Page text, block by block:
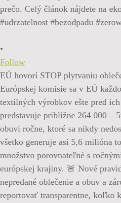
•
Follow
EÚ hovorí STOP plytvaniu
Európskej komisie sa v EÚ
textilných výrobkov ešte pred
predstavuje približne 264 000 –
obuvi ročne, ktoré sa nikdy
všetko generuje asi 5,6 milióna
množstvo porovnateľné s
európskej krajiny. 🚨 Nové
nepredané oblečenie a obuv a
reportovať transparentne, koľko